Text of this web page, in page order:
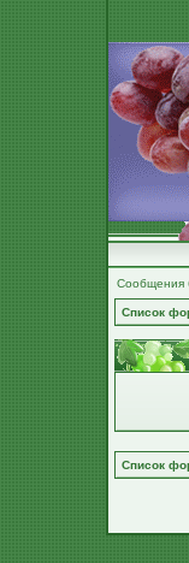
Сообщения
Список
Список